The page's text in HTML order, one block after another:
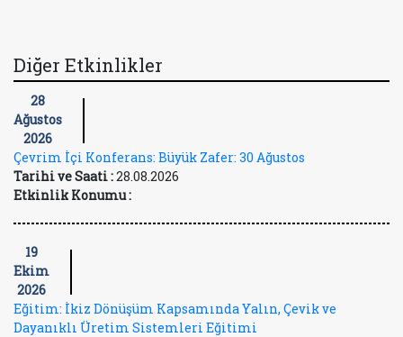
Diğer Etkinlikler
28
Ağustos
2026
Çevrim İçi Konferans: Büyük Zafer: 30 Ağustos
Tarihi ve Saati :28.08.2026
Etkinlik Konumu :
19
Ekim
2026
Eğitim: İkiz Dönüşüm Kapsamında Yalın, Çevik ve
Dayanıklı Üretim Sistemleri Eğitimi